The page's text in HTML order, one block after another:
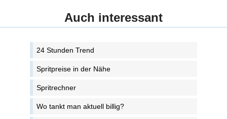
Auch interessant
24 Stunden Trend
Spritpreise in der Nähe
Spritrechner
Wo tankt man aktuell billig?